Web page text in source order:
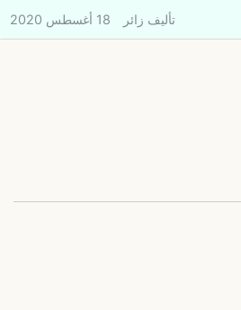
تأليف زائر 18 أغسطس 2020